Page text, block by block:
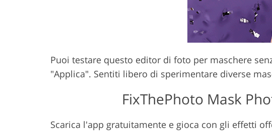
Puoi testare questo editor di foto per maschere
"Applica". Sentiti libero di sperimentare diverse
FixThePhoto Mask
Scarica l'app gratuitamente e gioca con gli effetti